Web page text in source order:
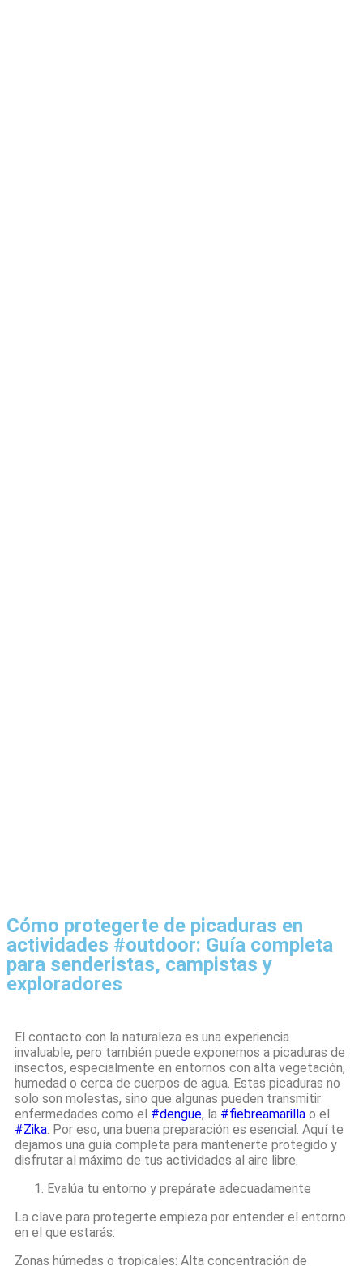
Cómo protegerte de picaduras en
actividades #outdoor: Guía completa
para senderistas, campistas y
exploradores
El contacto con la naturaleza es una experiencia
invaluable, pero también puede exponernos a picaduras de
insectos, especialmente en entornos con alta vegetación,
humedad o cerca de cuerpos de agua. Estas picaduras no
solo son molestas, sino que algunas pueden transmitir
enfermedades como el #dengue, la #fiebreamarilla o el
#Zika. Por eso, una buena preparación es esencial. Aquí te
dejamos una guía completa para mantenerte protegido y
disfrutar al máximo de tus actividades al aire libre.
Evalúa tu entorno y prepárate adecuadamente
La clave para protegerte empieza por entender el entorno
en el que estarás:
Zonas húmedas o tropicales: Alta concentración de